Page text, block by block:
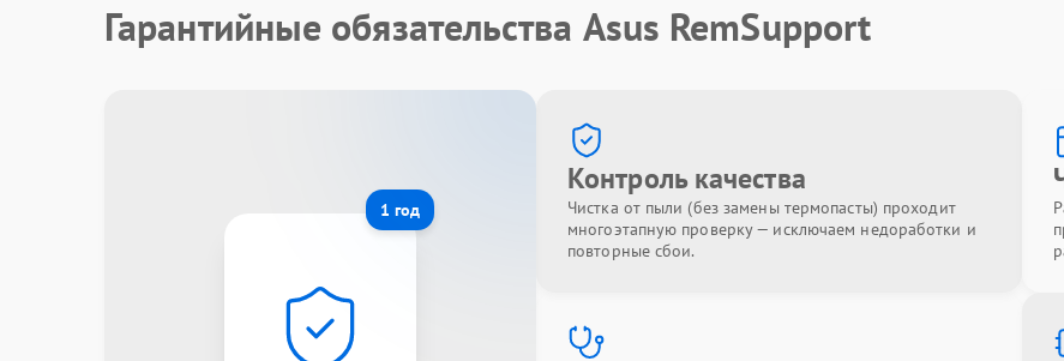
Гарантийные обязательства Asus RemSupport
1 год
Контроль качества
Чистка от пыли (без замены термопасты) проходит
многоэтапную проверку — исключаем недоработки и
повторные сбои.